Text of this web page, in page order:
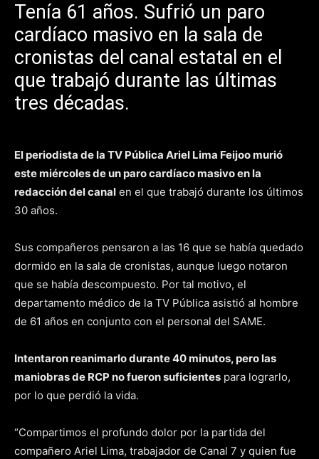
Tenía 61 años. Sufrió un paro
cardíaco masivo en la sala de
cronistas del canal estatal en el
que trabajó durante las últimas
tres décadas.
El periodista de la TV Pública Ariel Lima Feijoo murió
este miércoles de un paro cardíaco masivo en la
redacción del canal en el que trabajó durante los últimos
30 años.
Sus compañeros pensaron a las 16 que se había quedado
dormido en la sala de cronistas, aunque luego notaron
que se había descompuesto. Por tal motivo, el
departamento médico de la TV Pública asistió al hombre
de 61 años en conjunto con el personal del SAME.
Intentaron reanimarlo durante 40 minutos, pero las
maniobras de RCP no fueron suficientes para lograrlo,
por lo que perdió la vida.
“Compartimos el profundo dolor por la partida del
compañero Ariel Lima, trabajador de Canal 7 y quien fue